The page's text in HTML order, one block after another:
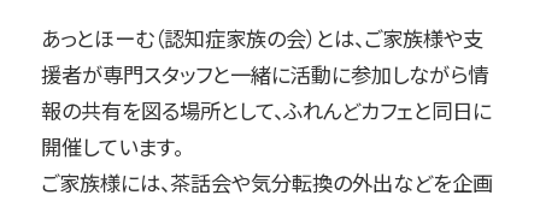
あっとほーむ（認知症家族の会）とは、ご家族様や支
援者が専門スタッフと一緒に活動に参加しながら情
報の共有を図る場所として、ふれんどカフェと同日に
開催しています。
ご家族様には、茶話会や気分転換の外出などを企画